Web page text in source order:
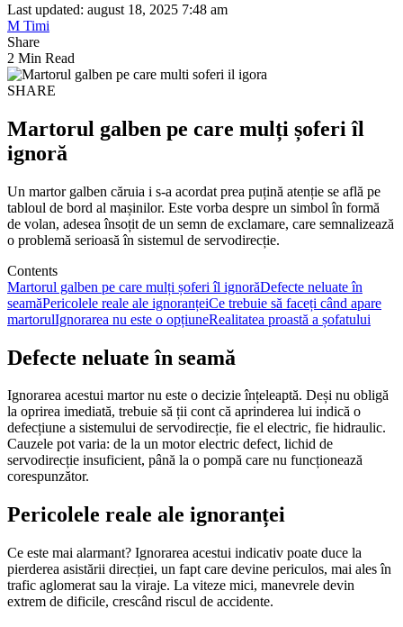
Last updated: august 18, 2025 7:48 am
M Timi
Share
2 Min Read
SHARE
Martorul galben pe care mulți șoferi îl
ignoră
Un martor galben căruia i s-a acordat prea puțină atenție se află pe
tabloul de bord al mașinilor. Este vorba despre un simbol în formă
de volan, adesea însoțit de un semn de exclamare, care semnalizează
o problemă serioasă în sistemul de servodirecție.
Contents
Martorul galben pe care mulți șoferi îl ignorăDefecte neluate în
seamăPericolele reale ale ignoranțeiCe trebuie să faceți când apare
martorulIgnorarea nu este o opțiuneRealitatea proastă a șofatului
Defecte neluate în seamă
Ignorarea acestui martor nu este o decizie înțeleaptă. Deși nu obligă
la oprirea imediată, trebuie să ții cont că aprinderea lui indică o
defecțiune a sistemului de servodirecție, fie el electric, fie hidraulic.
Cauzele pot varia: de la un motor electric defect, lichid de
servodirecție insuficient, până la o pompă care nu funcționează
corespunzător.
Pericolele reale ale ignoranței
Ce este mai alarmant? Ignorarea acestui indicativ poate duce la
pierderea asistării direcției, un fapt care devine periculos, mai ales în
trafic aglomerat sau la viraje. La viteze mici, manevrele devin
extrem de dificile, crescând riscul de accidente.